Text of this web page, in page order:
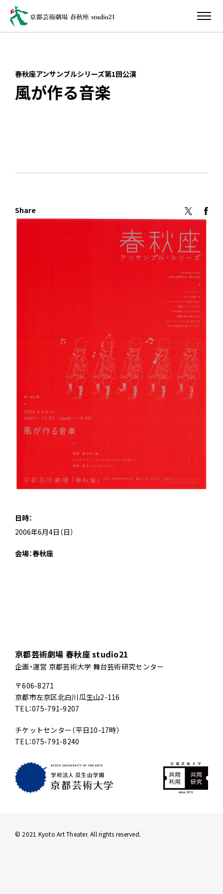
春秋座アンサンブルシリーズ第1回公演
風が作る音楽
Share
日時：
2006年6月4日（日）
会場：春秋座
京都芸術劇場 春秋座 studio21
企画・運営 京都芸術大学 舞台芸術研究センター
〒606-8271
京都市左京区北白川瓜生山2-116
TEL：075-791-9207
チケットセンター（平日10-17時）
TEL：075-791-8240
© 2021 Kyoto Art Theater. All rights reserved.